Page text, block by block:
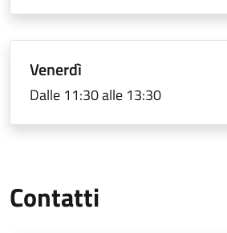
Venerdì
Dalle 11:30 alle 13:30
Contatti